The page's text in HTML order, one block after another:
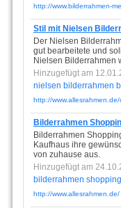
http://www.bilderrahmen-
Stil mit Nielsen
Der Nielsen
gut bearbeitete und
Nielsen Bilderrahmen
Hinzugefügt am
nielsen bilderrahmen
http://
Bilderrahmen
Bilderrahmen
Kaufhaus ihre
von zuhause aus.
Hinzugefügt am
bilderrahmen shopping
http://www.allesrahmen.de/